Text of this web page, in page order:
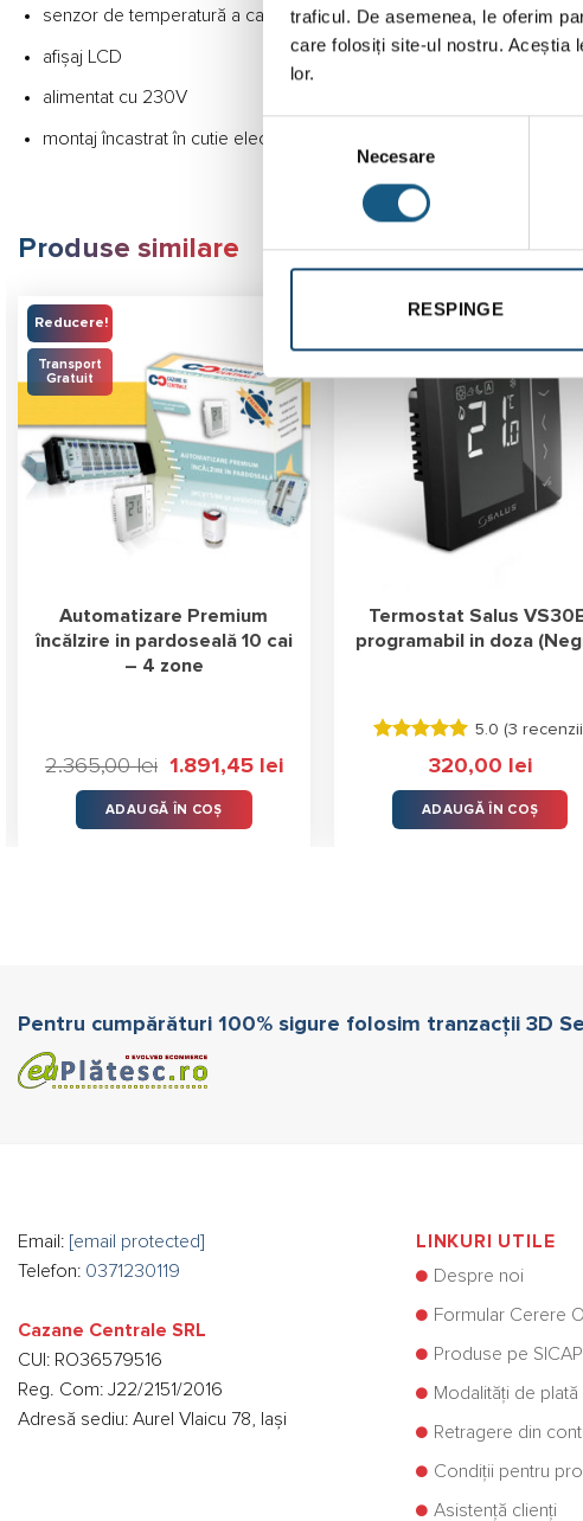
traficul. De asemenea, le oferim
care folosiți site-ul nostru. Aceștia
lor.
consimțământului
Necesare
RESPINGE
senzor de temperatură a camerei
afișaj LCD
alimentat cu 230V
montaj încastrat în cutie electrică (ø60mm)
Produse similare
Reducere!
Transport
Gratuit
Automatizare Premium
încălzire in pardoseală 10 cai
– 4 zone
2.365,00lei
Prețul
a
fost:
2.365,00 lei.
1.891,45 leiPrețul
ADAUGĂ ÎN COȘ
Termostat Salus
programabil in doza
Evaluat la
stele
din 5
5.0 (3 recenzii
320,00 lei
ADAUGĂ ÎN COȘ
Pentru cumpărături 100% sigure folosim tranzacții 3D
Email: [email protected]
Telefon: 0371230119
Cazane Centrale SRL
CUI: RO36579516
Reg. Com: J22/2151/2016
Adresă sediu: Aurel Vlaicu 78, Iași
LINKURI UTILE
Despre noi
Formular Cerere
Produse pe
Modalități de plată
Retragere din
Condiții pentru
Asistență clienți